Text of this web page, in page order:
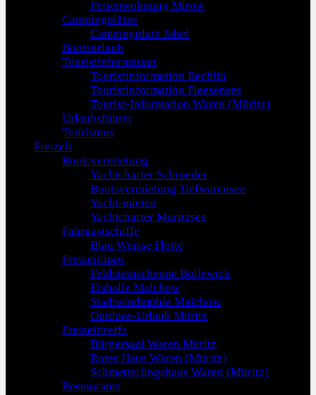
Ferienwohnung Mirow
Campingplätze
Campingplatz Jabel
Bootsurlaub
Touristinformation
Touristinformation Rechlin
Touristinformation Fleesensee
Tourist-Information Waren (Müritz)
Urlaubsführer
Tourismus
Freizeit
Bootsvermietung
Yachtcharter Schroeder
Bootsvermietung Tiefwarensee
Yacht-mieten
Yachtcharter Müritzsee
Fahrgastschiffe
Blau Weisse Flotte
Freizeittipps
Feldsteinscheune Bollewick
Eishalle Malchow
Stadtwindmühle Malchow
Outdoor-Urlaub Müritz
Freizeittreffs
Bürgersaal Waren Müritz
Rotes Haus Waren (Müritz)
Schmetterlingshaus Waren (Müritz)
Restaurants